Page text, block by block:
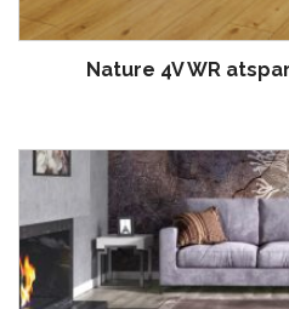
Nature 4V WR